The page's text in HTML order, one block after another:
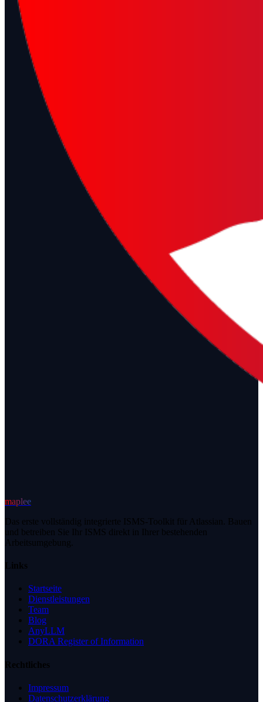
maplee
Das erste vollständig integrierte ISMS-Toolkit für Atlassian. Bauen
und betreiben Sie Ihr ISMS direkt in Ihrer bestehenden
Arbeitsumgebung.
Links
Startseite
Dienstleistungen
Team
Blog
AnyLLM
DORA Register of Information
Rechtliches
Impressum
Datenschutzerklärung